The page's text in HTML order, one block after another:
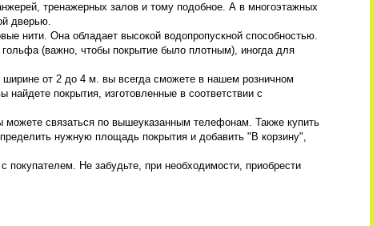
тренажерных залов и тому подобное. А в многоэтажных
дверью.
нити. Она обладает высокой водопропускной способностью.
(важно, чтобы покрытие было плотным), иногда для
от 2 до 4 м. вы всегда сможете в нашем розничном
найдете покрытия, изготовленные в соответствии с
можете связаться по вышеуказанным телефонам. Также купить
нужную площадь покрытия и добавить "В корзину",
Не забудьте, при необходимости, приобрести